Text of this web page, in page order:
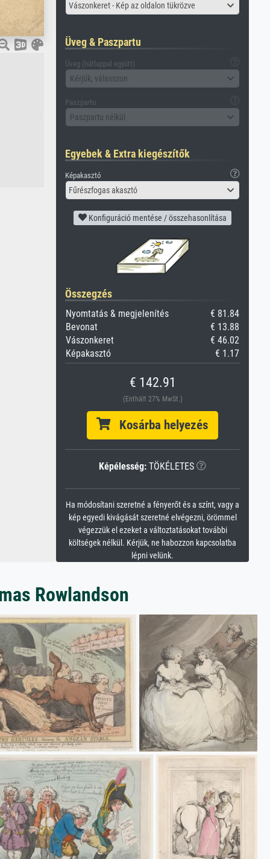
Vászonkeret - Kép az oldalon tükrözve
Üveg & Paszpartu
Üveg (hátlappal együtt)
Kérjük, válasszon
Paszpartu
Paszpartu nélkül
Egyebek & Extra kiegészítők
Képakasztó
Fűrészfogas akasztó
Konfiguráció mentése / összehasonlítása
Összegzés
Nyomtatás & megjelenítés
€ 81.84
Bevonat
€ 13.88
Vászonkeret
€ 46.02
Képakasztó
€ 1.17
€ 142.91
(Enthält 27% MwSt.)
Kosárba helyezés
Képélesség: TÖKÉLETES
Ha módosítani szeretné a fényerőt és a színt, vagy a
kép egyedi kivágását szeretné elvégezni, örömmel
végezzük el ezeket a változtatásokat további
költségek nélkül. Kérjük, ne habozzon kapcsolatba
lépni velünk.
Rowlandson